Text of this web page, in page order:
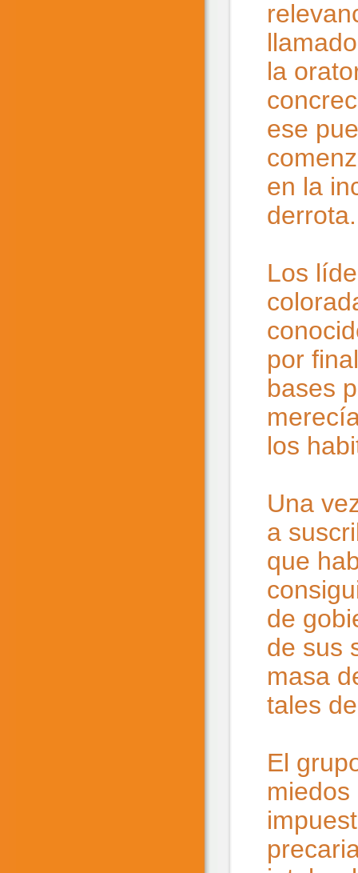
la
ese
en la
derrota.
Los
por
bases
los
Una
a
que
de
de sus
masa
tales
El